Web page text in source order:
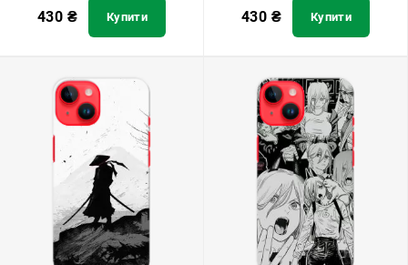
430 ₴ Купити 430 ₴ Купити